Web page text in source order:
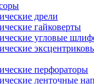
дрели
гайковерты
угловые
перфораторы
ленточные